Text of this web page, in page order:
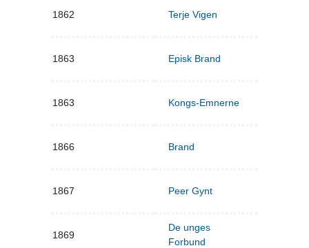
1862 Terje Vigen
1863 Episk Brand
1863 Kongs-Emnerne
1866 Brand
1867 Peer Gynt
1869
De unges
Forbund